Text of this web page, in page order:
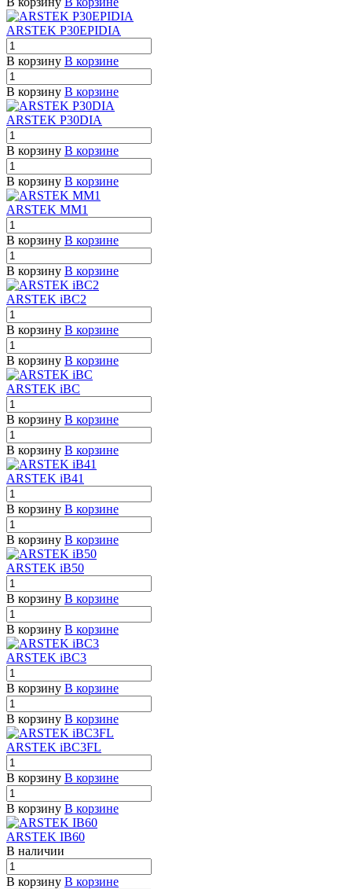
ARSTEK P30EPIDIA
В корзину В корзине
В корзину В корзине
ARSTEK P30DIA
В корзину В корзине
В корзину В корзине
ARSTEK MM1
В корзину В корзине
В корзину В корзине
ARSTEK iBC2
В корзину В корзине
В корзину В корзине
ARSTEK iBC
В корзину В корзине
В корзину В корзине
ARSTEK iB41
В корзину В корзине
В корзину В корзине
ARSTEK iB50
В корзину В корзине
В корзину В корзине
ARSTEK iBC3
В корзину В корзине
В корзину В корзине
ARSTEK iBC3FL
В корзину В корзине
В корзину В корзине
ARSTEK IB60
В наличии
В корзину В корзине